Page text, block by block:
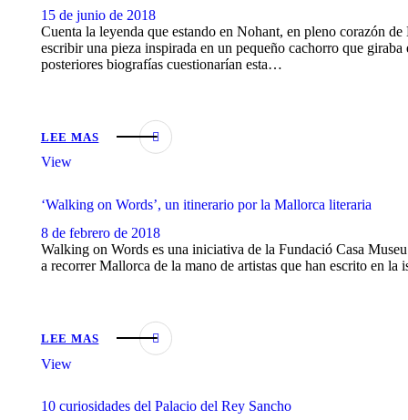
15 de junio de 2018
Cuenta la leyenda que estando en Nohant, en pleno corazón
escribir una pieza inspirada en un pequeño cachorro que
posteriores biografías cuestionarían esta…
LEE MAS
View
‘Walking on Words’, un itinerario por la Mallorca literaria
8 de febrero de 2018
Walking on Words es una iniciativa de la Fundació Casa
a recorrer Mallorca de la mano de artistas que han escrito en
LEE MAS
View
10 curiosidades del Palacio del Rey Sancho